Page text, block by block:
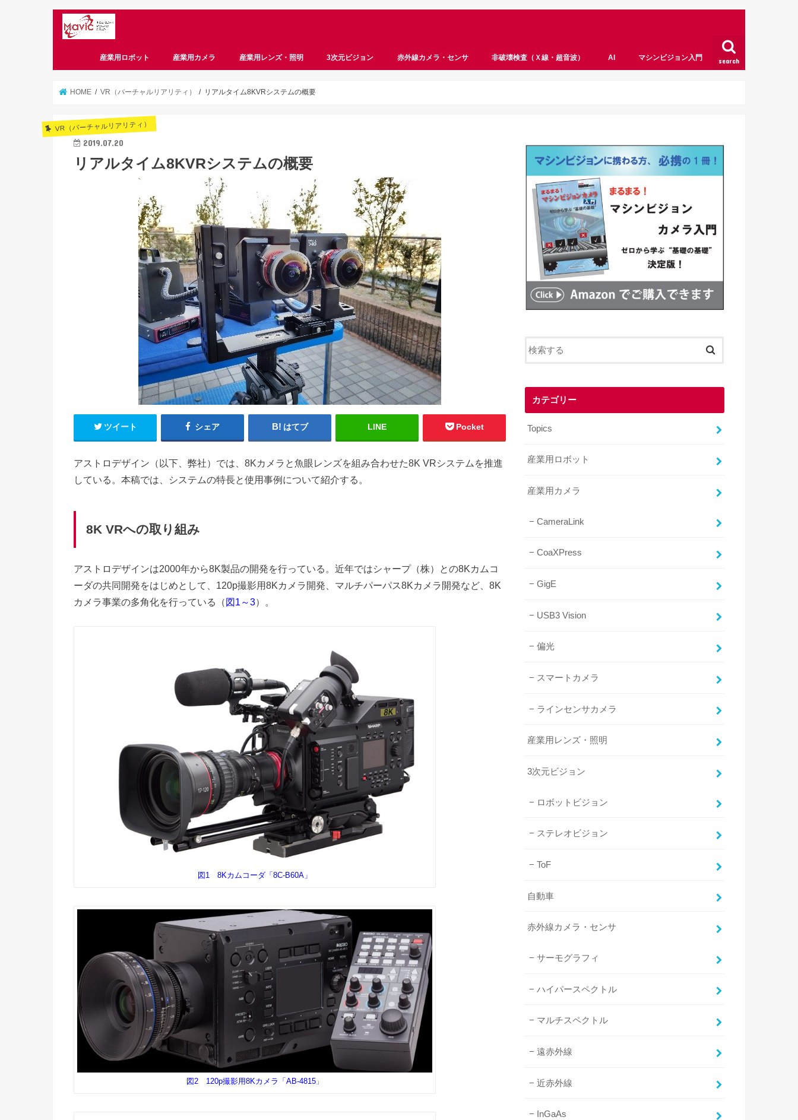
search
産業用ロボット 産業用カメラ 産業用レンズ・照明 3次元ビジョン 赤外線カメラ・センサ 非破壊検査（Ｘ線・超音波） AI マシンビジョン入門
HOME VR（バーチャルリアリティ） リアルタイム8KVRシステムの概要
VR（バーチャルリアリティ）
2019.07.20
リアルタイム8KVRシステムの概要
ツイート シェア はてブ LINE Pocket
アストロデザイン（以下、弊社）では、8Kカメラと魚眼レンズを組み合わせた8K VRシステムを推進
している。本稿では、システムの特長と使用事例について紹介する。
8K VRへの取り組み
アストロデザインは2000年から8K製品の開発を行っている。近年ではシャープ（株）との8Kカムコ
ーダの共同開発をはじめとして、120p撮影用8Kカメラ開発、マルチパーパス8Kカメラ開発など、8K
カメラ事業の多角化を行っている（ 図1～3）。
図1 8Kカムコーダ「8C-B60A」
図2 120p撮影用8Kカメラ「AB-4815 」
カテゴリー
Topics
産業用ロボット
産業用カメラ
CameraLink
CoaXPress
GigE
USB3 Vision
偏光
スマートカメラ
ラインセンサカメラ
産業用レンズ・照明
3次元ビジョン
ロボットビジョン
ステレオビジョン
ToF
自動車
赤外線カメラ・センサ
サーモグラフィ
ハイパースペクトル
マルチスペクトル
遠赤外線
近赤外線
InGaAs